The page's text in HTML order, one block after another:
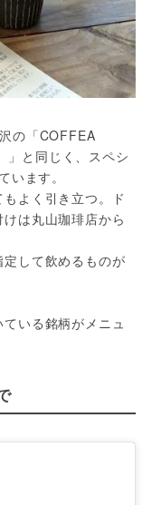
の「COFFEA
」と同じく、スペシ
います。
よく引き立つ。ド
は丸山珈琲店から
して飲めるものが
いる銘柄がメニュ